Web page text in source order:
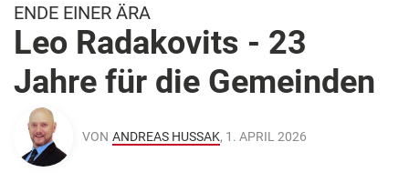
ENDE EINER ÄRA
Leo Radakovits - 23
Jahre für die Gemeinden
VON ANDREAS HUSSAK, 1. APRIL 2026